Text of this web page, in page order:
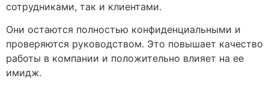
сотрудниками, так и клиентами.
Они остаются полностью конфиденциальными и
проверяются руководством. Это повышает качество
работы в компании и положительно влияет на ее
имидж.